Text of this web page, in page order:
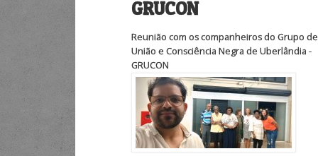
GRUCON
Reunião com os companheiros do Grupo de
União e Consciência Negra de Uberlândia -
GRUCON